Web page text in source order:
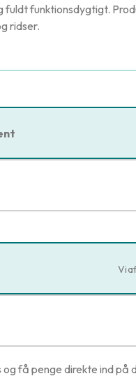
funktionsdygtigt.
ridser.
Vi
få penge direkte ind på